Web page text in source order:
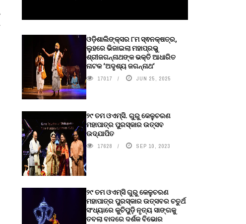
ଓଡ଼ିଶାଲିଙ୍କ୍ସର ୮ମ ସ୍ଵନକ୍ଷତ୍ର,
ଲୁହରେ ଭିଜାଇଲା ମହାପ୍ରଭୁ
ଶ୍ରୀଜଗନ୍ନାଥଙ୍କ ଭକ୍ତି ଆଧାରିତ
ନାଟକ ‘ଅଦୃଶ୍ୟ ଜଗନ୍ନାଥ‘
17017 JUN 25, 2025
୨୯ ତମ ଓଏମ୍‌ସି. ଗୁରୁ କେଳୁଚରଣ
ମହାପାତ୍ର ପୁରସ୍କାର ଉତ୍ସବ
ଉଦ୍‍ଯାପିତ
17628 SEP 10, 2023
୨୯ ତମ ଓଏମ୍‌ସି ଗୁରୁ କେଳୁଚରଣ
ମହାପାତ୍ର ପୁରସ୍କାର ଉତ୍ସବର ଚତୁର୍ଥ
ସଂଧ୍ୟାରେ କୁଚିପୁଡ଼ି ନୃତ୍ୟ ସାଙ୍ଗକୁ
ତବଲା ବାଦରେ ଦର୍ଶକ ବିଭୋର